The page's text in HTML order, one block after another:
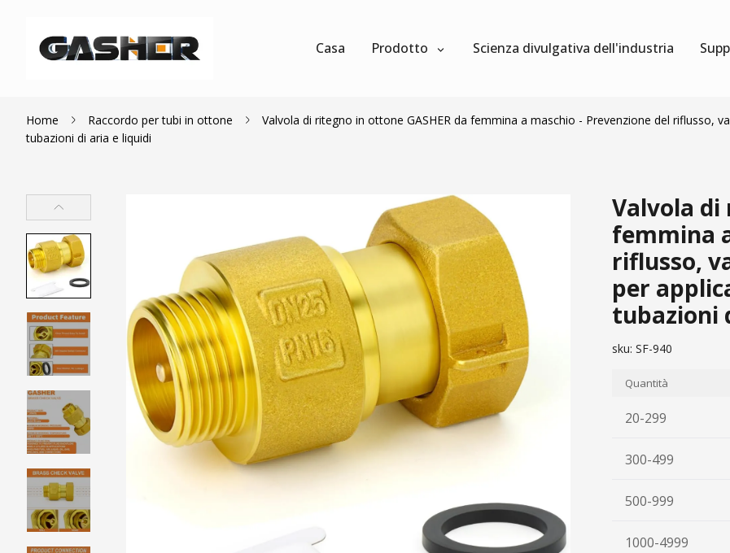
Casa Prodotto Scienza divulgativa dell'industria
Home Raccordo per tubi in ottone
Valvola di ritegno in ottone GASHER da femmina a maschio - Prevenzione del riflusso,
tubazioni di aria e liquidi
Valvola di
femmina
riflusso,
per
tubazioni
sku: SF-940
Quantità
20-299
300-499
500-999
1000-4999